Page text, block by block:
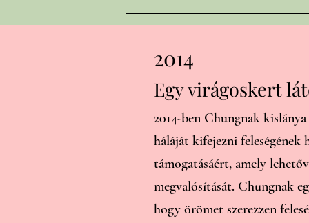
2014
Egy virágoskert
2014-ben Chungnak
háláját kifejezni
támogatásáért, amely
megvalósítását. Chungnak
hogy örömet szerezzen